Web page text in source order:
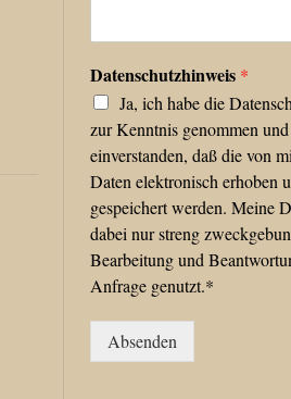
Datenschutzhinweis *
Ja, ich habe die
zur Kenntnis genommen
einverstanden, daß die von
Daten elektronisch erhoben
gespeichert werden. Meine
dabei nur streng
Bearbeitung und
Anfrage genutzt.*
Absenden